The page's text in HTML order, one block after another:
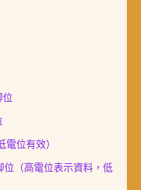
位有效）
（高電位表示資料，低